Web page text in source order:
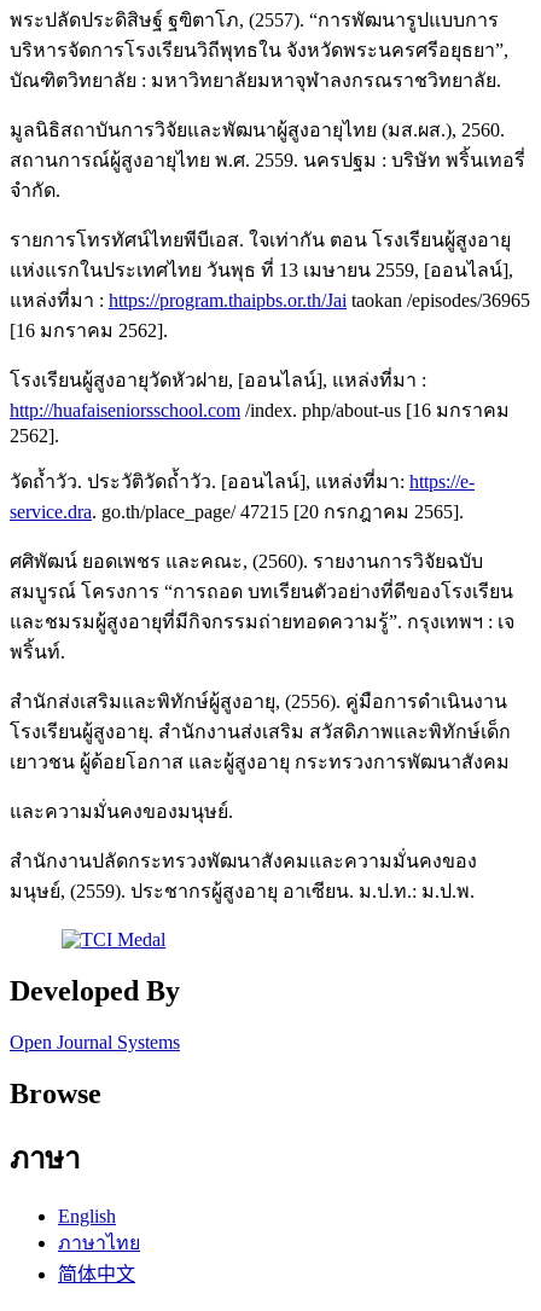
พระปลัดประดิสิษฐ์ ฐฃิตาโภ, (2557). “การพัฒนารูปแบบการ
บริหารจัดการโรงเรียนวิถีพุทธใน จังหวัดพระนครศรีอยุธยา”,
บัณฑิตวิทยาลัย : มหาวิทยาลัยมหาจุฬาลงกรณราชวิทยาลัย.
มูลนิธิสถาบันการวิจัยและพัฒนาผู้สูงอายุไทย (มส.ผส.), 2560.
สถานการณ์ผู้สูงอายุไทย พ.ศ. 2559. นครปฐม : บริษัท พริ้นเทอรี่
จำกัด.
รายการโทรทัศน์ไทยพีบีเอส. ใจเท่ากัน ตอน โรงเรียนผู้สูงอายุ
แห่งแรกในประเทศไทย วันพุธ ที่ 13 เมษายน 2559, [ออนไลน์],
แหล่งที่มา : https://program.thaipbs.or.th/Jai taokan /episodes/36965
[16 มกราคม 2562].
โรงเรียนผู้สูงอายุวัดหัวฝาย, [ออนไลน์], แหล่งที่มา :
http://huafaiseniorsschool.com /index. php/about-us [16 มกราคม
2562].
วัดถ้ำวัว. ประวัติวัดถ้ำวัว. [ออนไลน์], แหล่งที่มา: https://e-
service.dra. go.th/place_page/ 47215 [20 กรกฎาคม 2565].
ศศิพัฒน์ ยอดเพชร และคณะ, (2560). รายงานการวิจัยฉบับ
สมบูรณ์ โครงการ “การถอด บทเรียนตัวอย่างที่ดีของโรงเรียน
และชมรมผู้สูงอายุที่มีกิจกรรมถ่ายทอดความรู้”. กรุงเทพฯ : เจ
พริ้นท์.
สำนักส่งเสริมและพิทักษ์ผู้สูงอายุ, (2556). คู่มือการดำเนินงาน
โรงเรียนผู้สูงอายุ. สำนักงานส่งเสริม สวัสดิภาพและพิทักษ์เด็ก
เยาวชน ผู้ด้อยโอกาส และผู้สูงอายุ กระทรวงการพัฒนาสังคม
และความมั่นคงของมนุษย์.
สำนักงานปลัดกระทรวงพัฒนาสังคมและความมั่นคงของ
มนุษย์, (2559). ประชากรผู้สูงอายุ อาเซียน. ม.ป.ท.: ม.ป.พ.
Developed By
Open Journal Systems
Browse
ภาษา
English
ภาษาไทย
简体中文